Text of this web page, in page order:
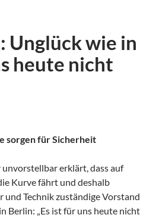
Unglück wie in
heute nicht
sorgen für Sicherheit
unvorstellbar erklärt, dass auf
Kurve fährt und deshalb
Technik zuständige Vorstand
Berlin: „Es ist für uns heute nicht